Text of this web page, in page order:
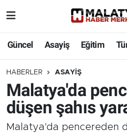
Güncel Asayiş Eğitim
HABERLER ASAYIŞ
Malatya'da
düşen şahıs
Malatya'da pencereden
Eğitim
Türkiye
Sağlık